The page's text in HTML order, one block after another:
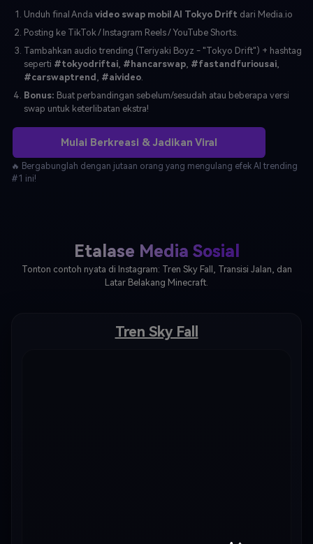
Unduh final Anda video swap mobil AI Tokyo Drift dari Media.io
Posting ke TikTok / Instagram Reels / YouTube Shorts.
Tambahkan audio trending (Teriyaki Boyz - "Tokyo Drift") + hashtag
seperti #tokyodriftai #hancarswap #fastandfuriousai
#carswaptrend
#aivideo
Bonus: Buat perbandingan sebelum/sesudah atau beberapa versi
swap untuk keterlibatan ekstra!
Mulai Berkreasi & Jadikan Viral
🔥 Bergabunglah dengan jutaan orang yang mengulang efek AI trending
#1 ini!
Etalase Media Sosial
Tonton contoh nyata di Instagram: Tren Sky Fall, Transisi Jalan, dan
Latar Belakang Minecraft.
Tren Sky Fall